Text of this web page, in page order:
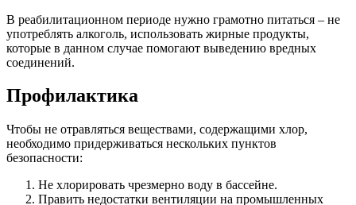
В реабилитационном периоде нужно грамотно питаться – не
употреблять алкоголь, использовать жирные продукты,
которые в данном случае помогают выведению вредных
соединений.
Профилактика
Чтобы не отравляться веществами, содержащими хлор,
необходимо придерживаться нескольких пунктов
безопасности:
Не хлорировать чрезмерно воду в бассейне.
Править недостатки вентиляции на промышленных